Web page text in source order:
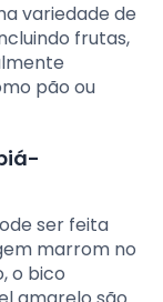
variedade de
frutas,
pão ou
ser feita
marrom no
o bico